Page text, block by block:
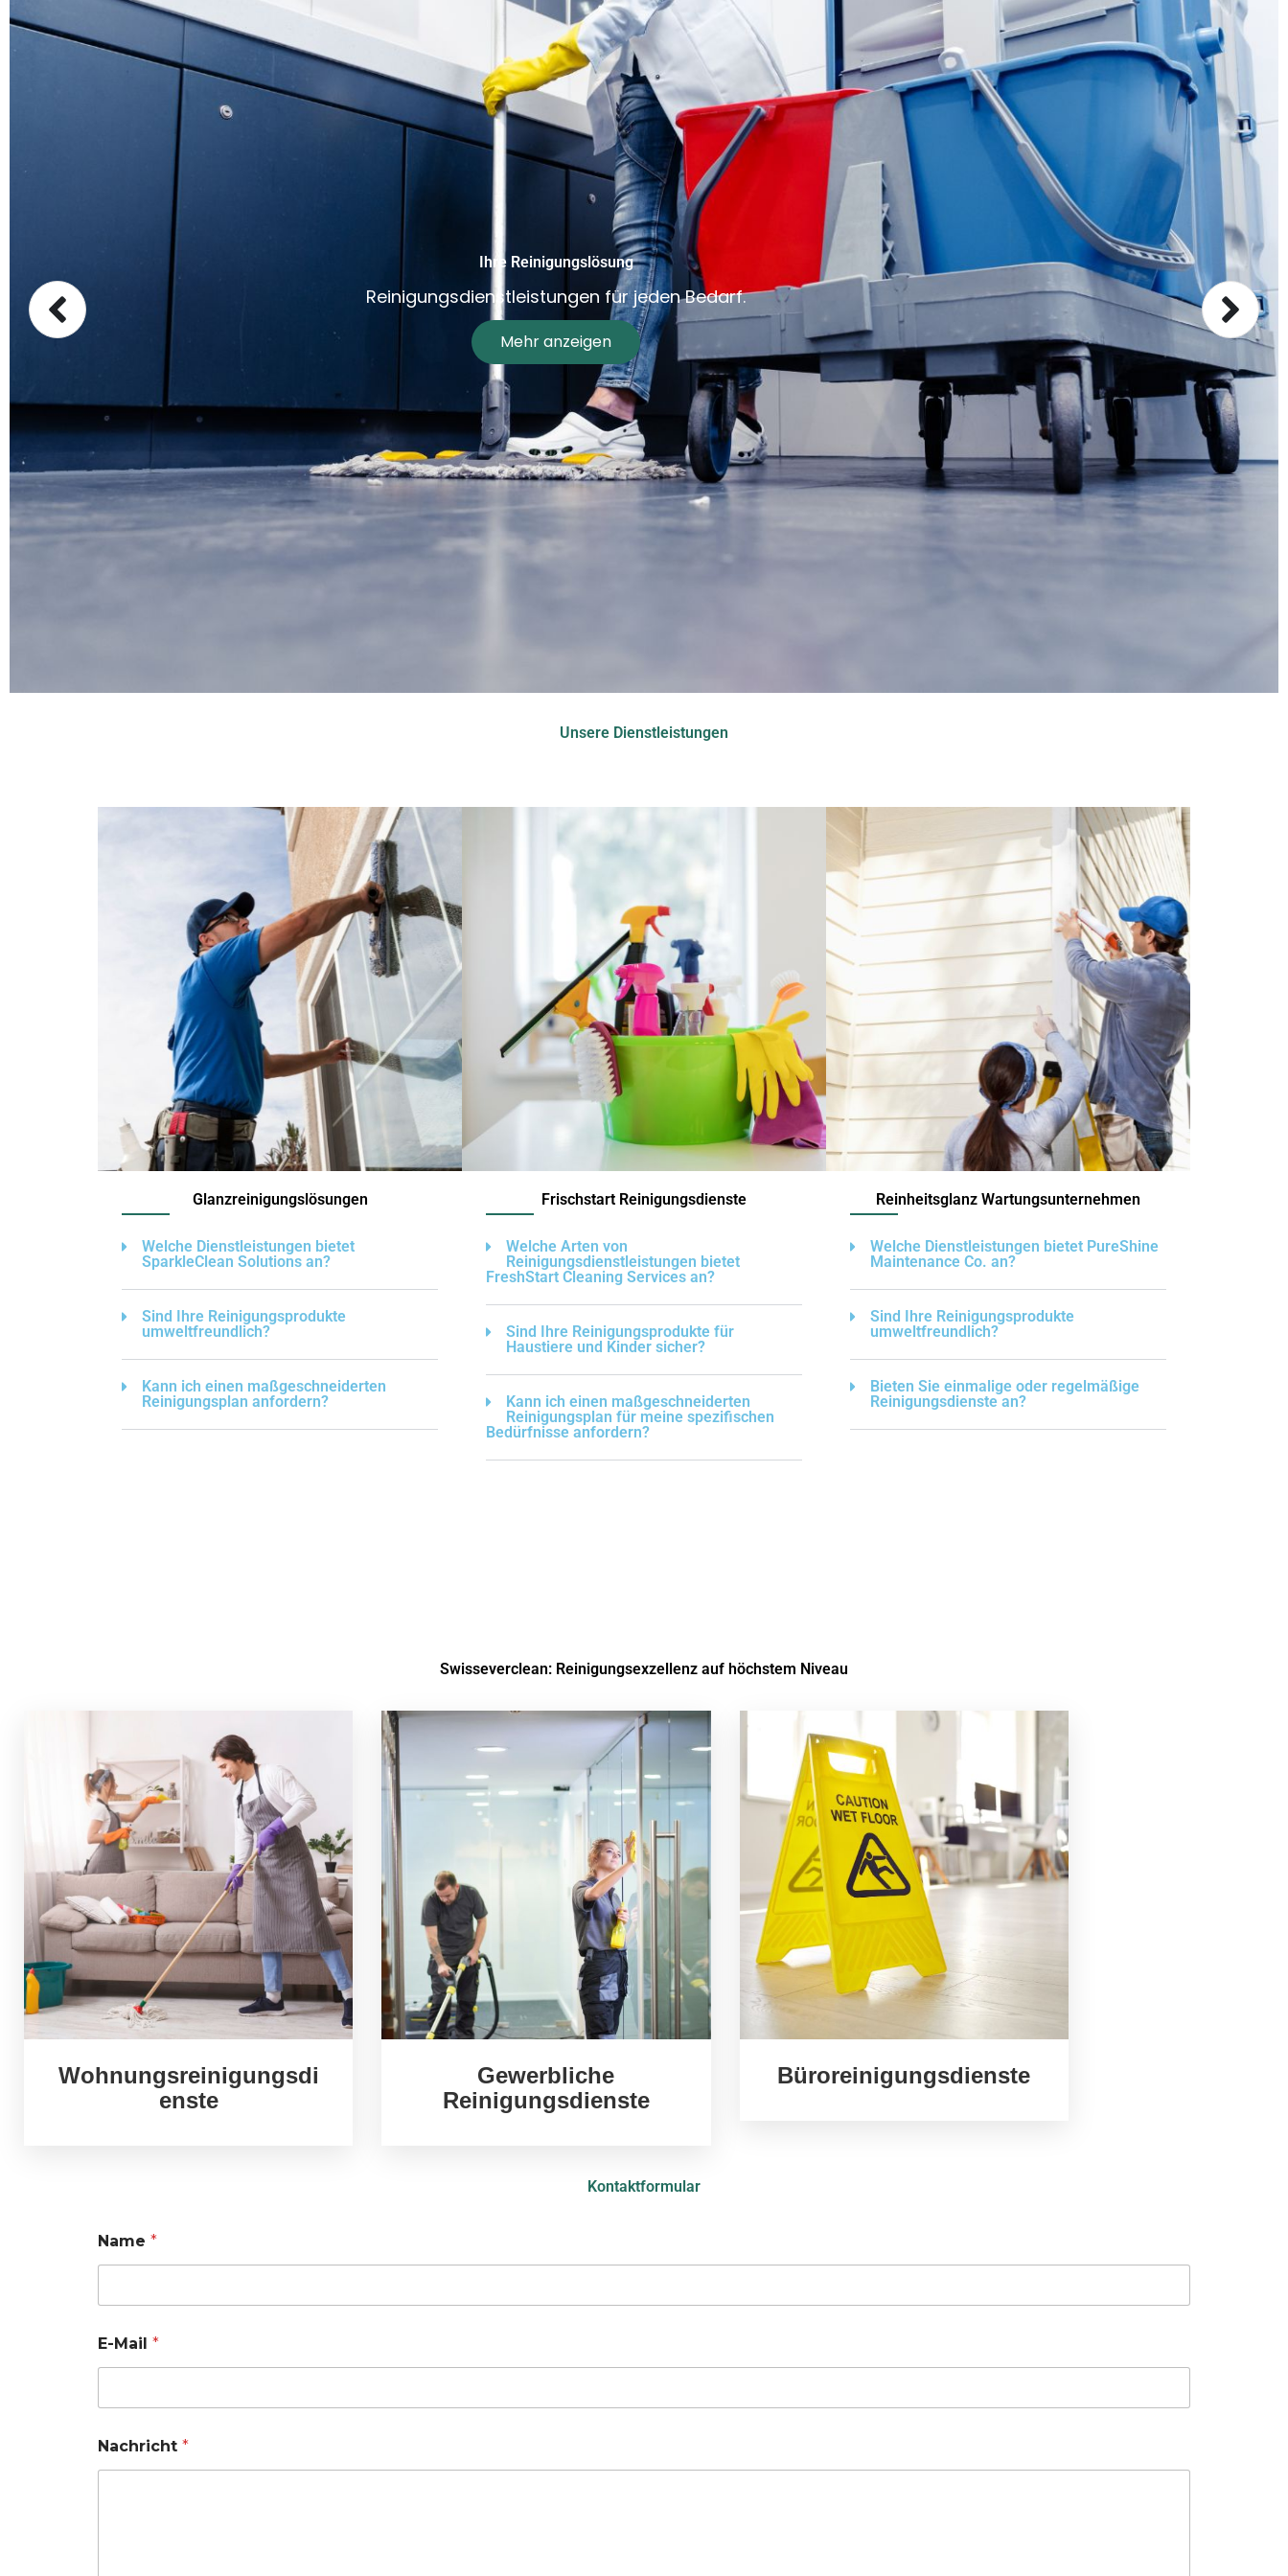
Ihre Reinigungslösung
Reinigungsdienstleistungen für jeden Bedarf.
Mehr anzeigen
Unsere Dienstleistungen
Glanzreinigungslösungen
Welche Dienstleistungen bietet
SparkleClean Solutions an?
Sind Ihre Reinigungsprodukte
umweltfreundlich?
Kann ich einen maßgeschneiderten
Reinigungsplan anfordern?
Frischstart Reinigungsdienste
Welche Arten von
Reinigungsdienstleistungen bietet
FreshStart Cleaning Services an?
Sind Ihre Reinigungsprodukte für
Haustiere und Kinder sicher?
Kann ich einen maßgeschneiderten
Reinigungsplan für meine spezifischen
Bedürfnisse anfordern?
Reinheitsglanz Wartungsunternehmen
Welche Dienstleistungen bietet PureShine
Maintenance Co. an?
Sind Ihre Reinigungsprodukte
umweltfreundlich?
Bieten Sie einmalige oder regelmäßige
Reinigungsdienste an?
Swisseverclean: Reinigungsexzellenz auf höchstem Niveau
Wohnungsreinigungsdi
enste
Gewerbliche
Reinigungsdienste
Büroreinigungsdienste
Kontaktformular
Name *
E-Mail *
Nachricht *